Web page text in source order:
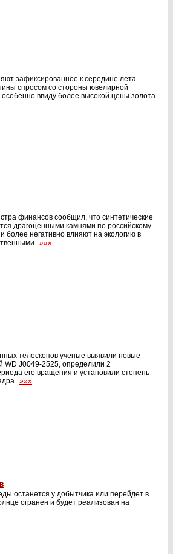
зафиксированное к середине лета
спросом со стороны ювелирной
ввиду более высокой цены золота.
финансов сообщил, что синтетические
драгоценными камнями по российскому
более негативно влияют на экологию в
»»»
телескопов ученые выявили новые
WD J0049-2525, определили 2
его вращения и установили степень
»»»
останется у добытчика или перейдет в
огранен и будет реализован на